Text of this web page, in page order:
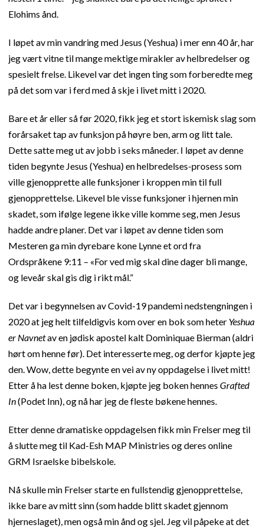
Elohims ånd.
I løpet av min vandring med Jesus (Yeshua) i mer enn 40 år, har
jeg vært vitne til mange mektige mirakler av helbredelser og
spesielt frelse. Likevel var det ingen ting som forberedte meg
på det som var i ferd med å skje i livet mitt i 2020.
Bare et år eller så før 2020, fikk jeg et stort iskemisk slag som
forårsaket tap av funksjon på høyre ben, arm og litt tale.
Dette satte meg ut av jobb i seks måneder. I løpet av denne
tiden begynte Jesus (Yeshua) en helbredelses-prosess som
ville gjenopprette alle funksjoner i kroppen min til full
gjenopprettelse. Likevel ble visse funksjoner i hjernen min
skadet, som ifølge legene ikke ville komme seg, men Jesus
hadde andre planer. Det var i løpet av denne tiden som
Mesteren ga min dyrebare kone Lynne et ord fra
Ordspråkene 9:11 – «For ved mig skal dine dager bli mange,
og leveår skal gis dig i rikt mål.”
Det var i begynnelsen av Covid-19 pandemi nedstengningen i
2020 at jeg helt tilfeldigvis kom over en bok som heter Yeshua
er Navnetav en jødisk apostel kalt Dominiquae Bierman (aldri
hørt om henne før). Det interesserte meg, og derfor kjøpte jeg
den. Wow, dette begynte en vei av ny oppdagelse i livet mitt!
Etter å ha lest denne boken, kjøpte jeg boken hennes Grafted
In(Podet Inn), og nå har jeg de fleste bøkene hennes.
Etter denne dramatiske oppdagelsen fikk min Frelser meg til
å slutte meg til Kad-Esh MAP Ministries og deres online
GRM Israelske bibelskole.
Nå skulle min Frelser starte en fullstendig gjenopprettelse,
ikke bare av mitt sinn (som hadde blitt skadet gjennom
hjerneslaget), men også min ånd og sjel. Jeg vil påpeke at det